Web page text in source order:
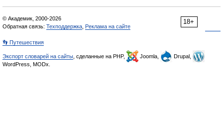
18+
© Академик, 2000-2026
Обратная связь: Техподдержка Реклама на сайте
👣 Путешествия
Экспорт словарей на сайты , сделанные на PHP, Joomla,
Drupal,
WordPress, MODx.